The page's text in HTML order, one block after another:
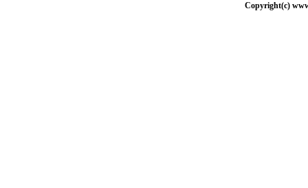
Copyright(c)